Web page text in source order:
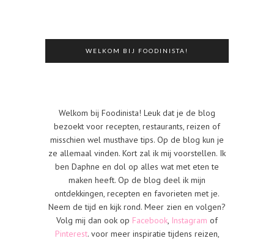
WELKOM BIJ FOODINISTA!
Welkom bij Foodinista! Leuk dat je de blog
bezoekt voor recepten, restaurants, reizen of
misschien wel musthave tips. Op de blog kun je
ze allemaal vinden. Kort zal ik mij voorstellen. Ik
ben Daphne en dol op alles wat met eten te
maken heeft. Op de blog deel ik mijn
ontdekkingen, recepten en favorieten met je.
Neem de tijd en kijk rond. Meer zien en volgen?
Volg mij dan ook op Facebook, Instagram of
Pinterest. voor meer inspiratie tijdens reizen,